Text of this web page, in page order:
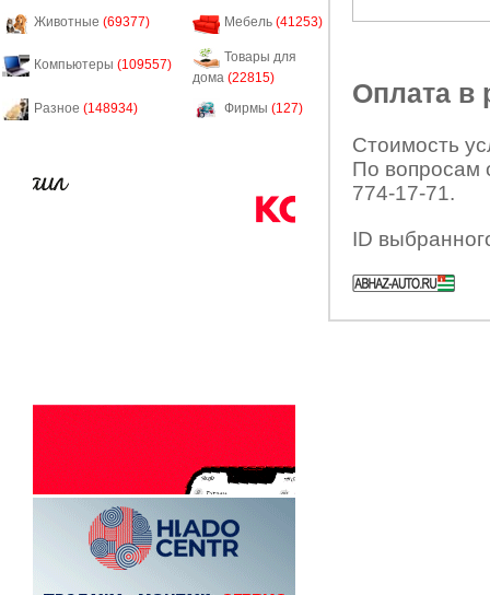
Животные (69377) Мебель (41253)
Компьютеры (109557)
Товары для
дома (22815)
Разное (148934) Фирмы (127)
Оплата в
Стоимость
По вопросам
774-17-71.
ID